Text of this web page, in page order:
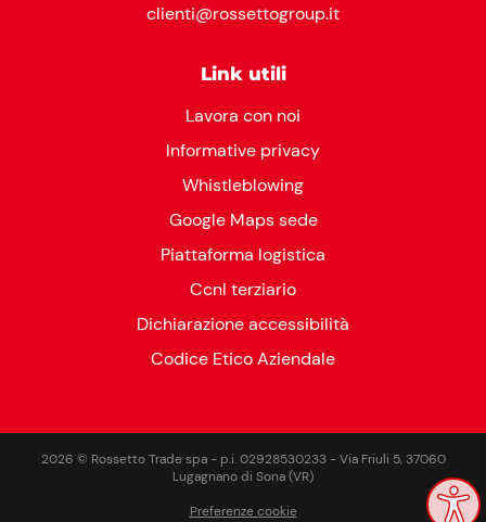
clienti@rossettogroup.it
Link utili
Lavora con noi
Informative privacy
Whistleblowing
Google Maps sede
Piattaforma logistica
Ccnl terziario
Dichiarazione accessibilità
Codice Etico Aziendale
2026 © Rossetto Trade spa - p.i. 02928530233 - Via Friuli 5, 37060
Lugagnano di Sona (VR)
Preferenze cookie